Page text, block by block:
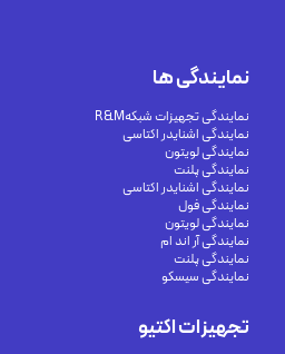
تجهیزات اکتیو
نمایندگی ها
نمایندگی تجهیزات شبکهR&M
نمایندگی اشنایدر اکتاسی
نمایندگی لویتون
نمایندگی پلنت
نمایندگی اشنایدر اکتاسی
نمایندگی فول
نمایندگی لویتون
نمایندگی آر اند ام
نمایندگی پلنت
نمایندگی سیسکو